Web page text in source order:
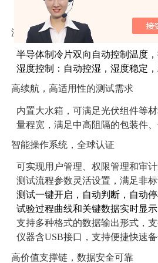
求订制多种测试支架，适
温湿度精密控制
半导体制冷片双向自动控制温度
湿度控制：自动控湿，湿度稳定
高续航， 高适用性的测试需求
内置大水箱，可满足光伏组件等
量程宽，满足中高阻隔的包装件、
智能操作系统，全球认证
可实现用户管理、权限管理和审
测试流程参数灵活设置，满足非
测试一键开启 ， 自动判断 ， 自动
试验过程曲线和关键数据实时显
支持多种格式的数据输出形式，
仪器含USB接口，支持便捷快速备
高价值支撑链，数据安全可靠